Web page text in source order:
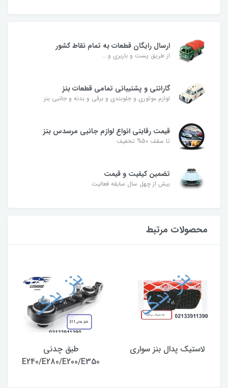
ارسال رایگان قطعات به تمام نقاط کشور
از طریق پست و باربری و....
گارانتی و پشتیبانی تمامی قطعات بنز
لوازم موتوری و جلوبندی و برقی و بدنه و جانبی بنز
قیمت رقابتی انواع لوازم جانبی مرسدس بنز
تا سقف 50% تخفیف
تضمین کیفیت و قیمت
بیش از چهل سال سابقه فعالیت
محصولات مرتبط
لاستیک پدال بنز سواری
طبق چدنی
E240/E280/E200/E350